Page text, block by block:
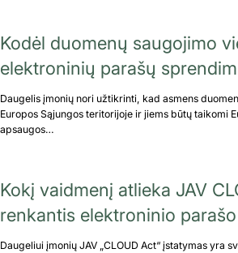
Kodėl duomenų saugojimo
elektroninių parašų
Daugelis įmonių nori užtikrinti, kad asmens
Europos Sąjungos teritorijoje ir jiems būtų taikomi
apsaugos…
Kokį vaidmenį atlieka JAV
renkantis elektroninio
Daugeliui įmonių JAV „CLOUD Act“ įstatymas yra